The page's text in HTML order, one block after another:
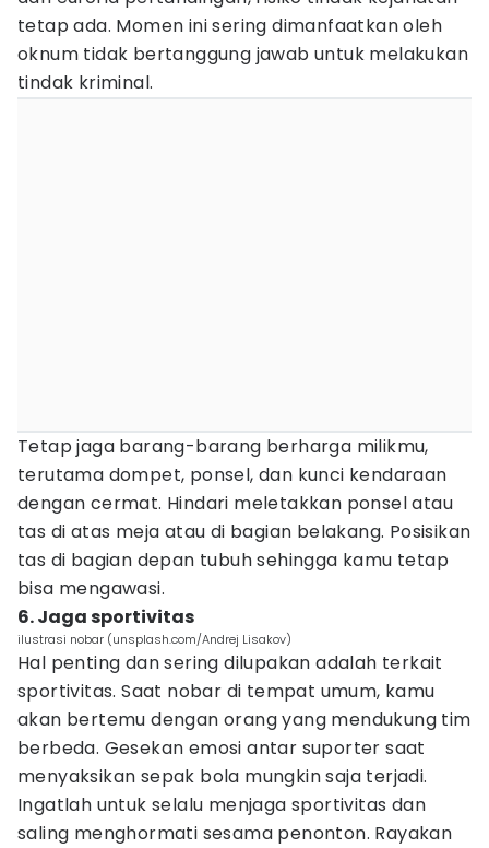
tetap ada. Momen ini sering dimanfaatkan oleh
oknum tidak bertanggung jawab untuk melakukan
tindak kriminal.
Tetap jaga barang-barang berharga milikmu,
terutama dompet, ponsel, dan kunci kendaraan
dengan cermat. Hindari meletakkan ponsel atau
tas di atas meja atau di bagian belakang. Posisikan
tas di bagian depan tubuh sehingga kamu tetap
bisa mengawasi.
6. Jaga sportivitas
ilustrasi nobar (unsplash.com/Andrej Lisakov)
Hal penting dan sering dilupakan adalah terkait
sportivitas. Saat nobar di tempat umum, kamu
akan bertemu dengan orang yang mendukung tim
berbeda. Gesekan emosi antar suporter saat
menyaksikan sepak bola mungkin saja terjadi.
Ingatlah untuk selalu menjaga sportivitas dan
saling menghormati sesama penonton. Rayakan